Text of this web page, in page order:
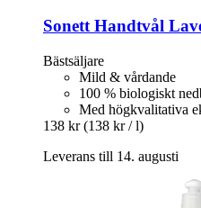
Sonett Handtvål
Bästsäljare
Mild & vårdande
100 % biologiskt
Med högkvalitativa
138 kr (138 kr / l)
Leverans till 14. augusti